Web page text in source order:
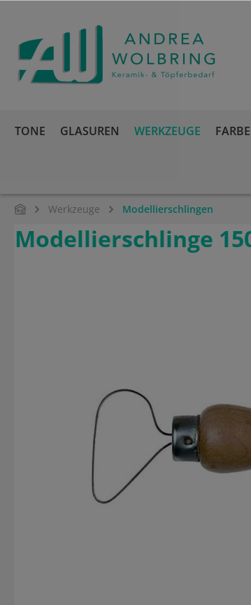
TONE GLASUREN WERKZEUGE
Werkzeuge Modellierschlingen
Modellierschlinge